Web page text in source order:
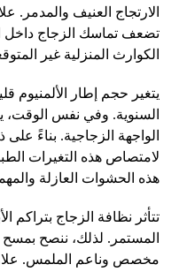
الارتجاج العنيف والمدمر.
تضعف تماسك الزجاج داخل
الكوارث المنزلية غير
يتغير حجم إطار الألمنيوم
السنوية. وفي نفس الوقت،
الواجهة الزجاجية. بناءً
لامتصاص هذه التغيرات
هذه الحشوات العازلة
تتأثر نظافة الزجاج بتراكم
المستمر. لذلك، ننصح
مخصص وناعم الملمس.